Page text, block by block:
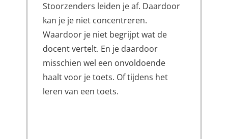
Stoorzenders leiden je af. Daardoor
kan je je niet concentreren.
Waardoor je niet begrijpt wat de
docent vertelt. En je daardoor
misschien wel een onvoldoende
haalt voor je toets. Of tijdens het
leren van een toets.